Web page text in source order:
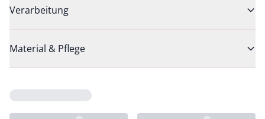
Verarbeitung
Material & Pflege